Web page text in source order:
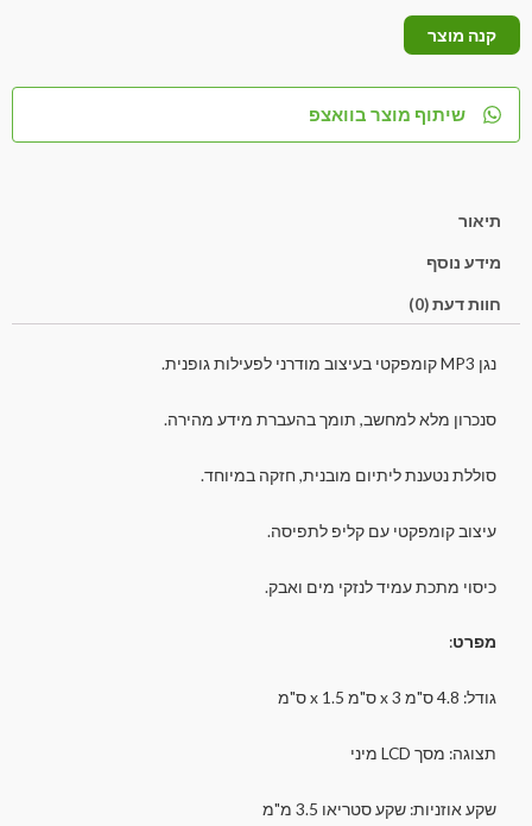
קנה מוצר
שיתוף מוצר בוואצפ
תיאור
מידע נוסף
חוות דעת (0)
נגן MP3 קומפקטי בעיצוב מודרני לפעילות גופנית.
סנכרון מלא למחשב, תומך בהעברת מידע מהירה.
סוללת נטענת ליתיום מובנית, חזקה במיוחד.
עיצוב קומפקטי עם קליפ לתפיסה.
כיסוי מתכת עמיד לנזקי מים ואבק.
מפרט:
גודל: 4.8 ס"מ x 3 ס"מ x 1.5 ס"מ
תצוגה: מסך LCD מיני
שקע אוזניות: שקע סטריאו 3.5 מ"מ